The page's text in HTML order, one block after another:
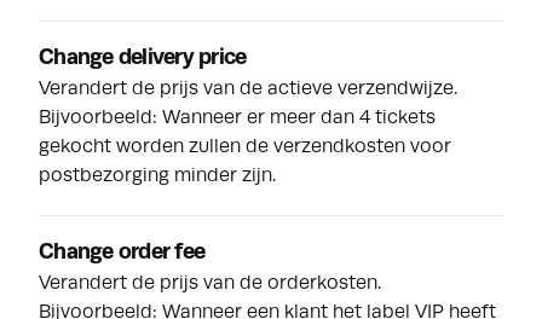
Change delivery price
Verandert de prijs van de actieve verzendwijze.
Bijvoorbeeld: Wanneer er meer dan 4 tickets
gekocht worden zullen de verzendkosten voor
postbezorging minder zijn.
Change order fee
Verandert de prijs van de orderkosten.
Bijvoorbeeld: Wanneer een klant het label VIP heeft